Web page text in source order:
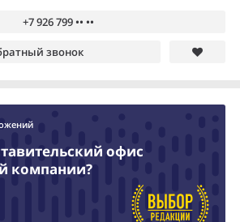
+7 926 799 •• ••
звонок
офис
компании?